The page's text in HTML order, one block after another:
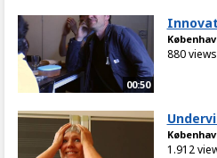
00:50
880 views
1.912